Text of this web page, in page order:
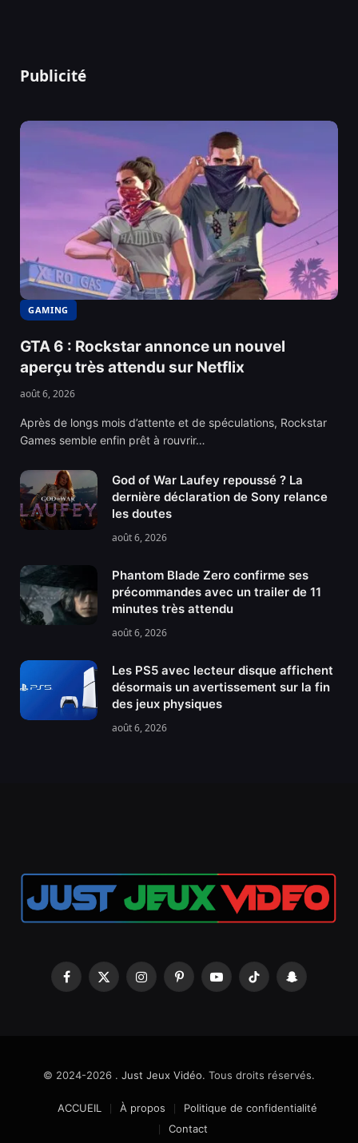
Publicité
GAMING
GTA 6 : Rockstar annonce un nouvel
aperçu très attendu sur Netflix
août 6, 2026
Après de longs mois d’attente et de spéculations, Rockstar
Games semble enfin prêt à rouvrir…
God of War Laufey repoussé ? La
dernière déclaration de Sony relance
les doutes
août 6, 2026
Phantom Blade Zero confirme ses
précommandes avec un trailer de 11
minutes très attendu
août 6, 2026
Les PS5 avec lecteur disque affichent
désormais un avertissement sur la fin
des jeux physiques
août 6, 2026
Facebook
X
InstagramPinterestYouTubeTikTok Snapchat
© 2024-2026 . Just Jeux Vidéo. Tous droits réservés.
ACCUEIL À propos
Politique de confidentialité
Contact